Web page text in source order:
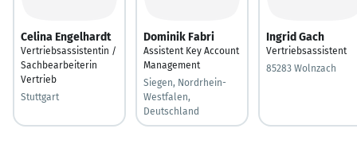
Celina Engelhardt
Vertriebsassistentin /
Sachbearbeiterin
Vertrieb
Stuttgart
Dominik Fabri
Assistent Key Account
Management
Siegen, Nordrhein-
Westfalen,
Deutschland
Ingrid Gach
Vertriebsassistent
85283 Wolnzach